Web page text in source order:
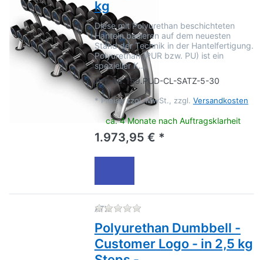
kg
Diese mit Polyurethan beschichteten
Hanteln basieren auf dem neuesten
Stand der Technik in der Hantelfertigung.
Polyurethan (PUR bzw. PU) ist ein
spezieller K…
Art.-Nr.159.PUD-CL-SATZ-5-30
* Preise zzgl. MwSt., zzgl. Versandkosten
ca. 4 Monate nach Auftragsklarheit
1.973,95 € *
ATX Zu diesem Produkt liegen
Polyurethan Dumbbell -
Customer Logo - in 2,5 kg